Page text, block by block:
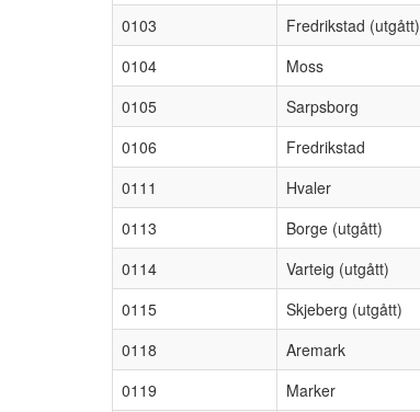
0103
Fredrikstad (utgått)
0104
Moss
0105
Sarpsborg
0106
Fredrikstad
0111
Hvaler
0113
Borge (utgått)
0114
Varteig (utgått)
0115
Skjeberg (utgått)
0118
Aremark
0119
Marker